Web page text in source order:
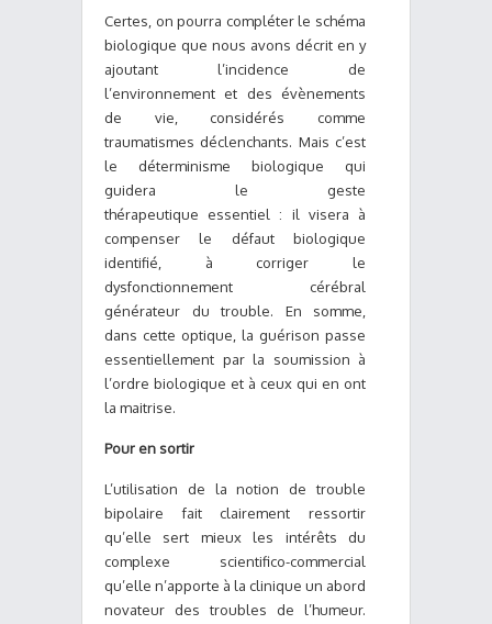
Certes, on pourra compléter le schéma
biologique que nous avons décrit en y
ajoutant l’incidence de
l’environnement et des évènements
de vie, considérés comme
traumatismes déclenchants. Mais c’est
le déterminisme biologique qui
guidera le geste
thérapeutique essentiel : il visera à
compenser le défaut biologique
identifié, à corriger le
dysfonctionnement cérébral
générateur du trouble. En somme,
dans cette optique, la guérison passe
essentiellement par la soumission à
l’ordre biologique et à ceux qui en ont
la maitrise.
Pour en sortir
L’utilisation de la notion de trouble
bipolaire fait clairement ressortir
qu’elle sert mieux les intérêts du
complexe scientifico-commercial
qu’elle n’apporte à la clinique un abord
novateur des troubles de l’humeur.